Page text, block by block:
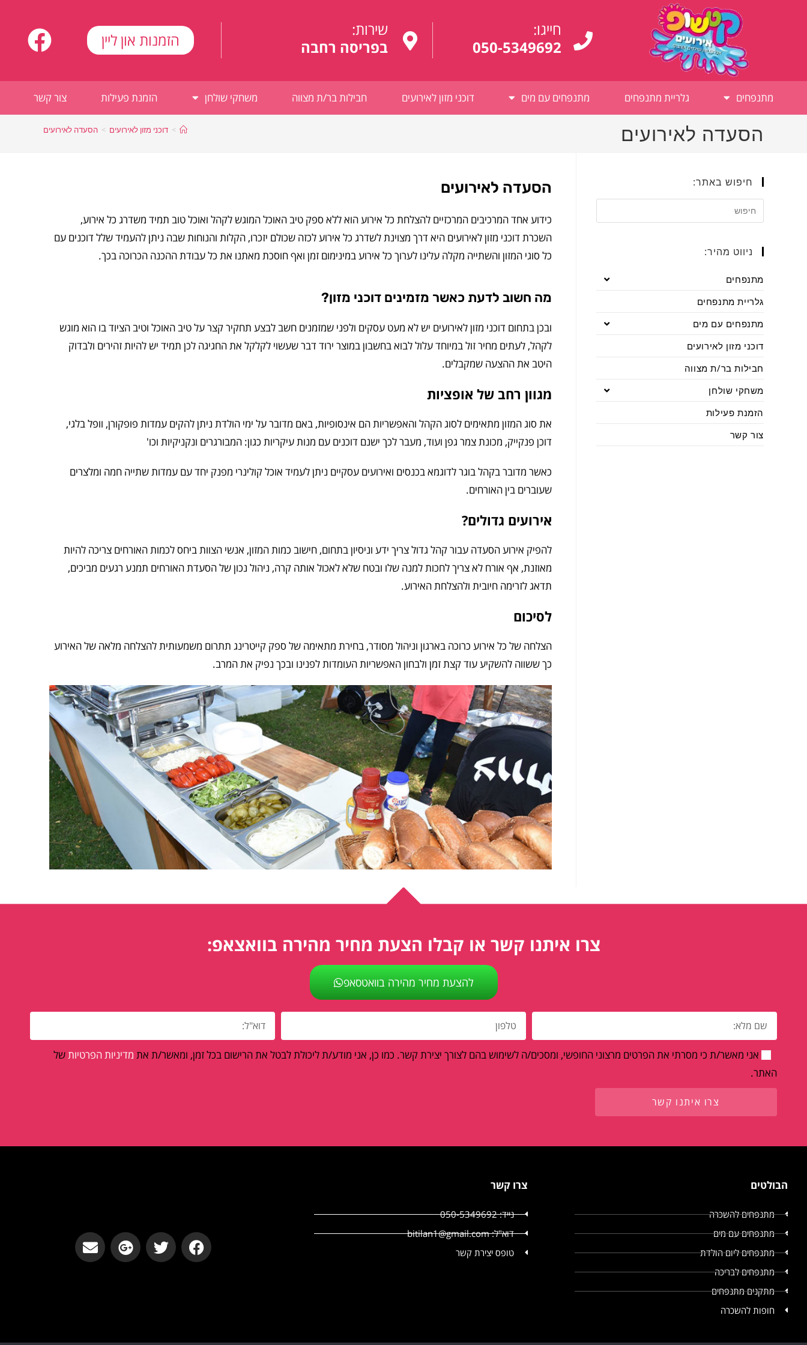
חייגו:
050-5349692
שירות:
בפריסה רחבה
הזמנות און ליין
מתנפחים גלריית מתנפחים מתנפחים עם מים דוכני מזון לאירועים חבילות בר/ת מצווה משחקי שולחן הזמנת פעילות צור קשר
הסעדה לאירועים > דוכני מזון לאירועים > הסעדה לאירועים
הסעדה לאירועים
כידוע אחד המרכיבים המרכזיים להצלחת כל אירוע הוא ללא ספק טיב האוכל המוגש לקהל ואוכל טוב תמיד משדרג כל אירוע,
השכרת דוכני מזון לאירועים היא דרך מצוינת לשדרג כל אירוע לכזה שכולם יזכרו, הקלות והנוחות שבה ניתן להעמיד שלל דוכנים עם
כל סוגי המזון והשתייה מקלה עלינו לערוך כל אירוע במינימום זמן ואף חוסכת מאתנו את כל עבודת ההכנה הכרוכה בכך.
מה חשוב לדעת כאשר מזמינים דוכני מזון?
ובכן בתחום דוכני מזון לאירועים יש לא מעט עסקים ולפני שמזמנים חשב לבצע תחקיר קצר על טיב האוכל וטיב הציוד בו הוא מוגש
לקהל, לעתים מחיר זול במיוחד עלול לבוא בחשבון במוצר ירוד דבר שעשוי לקלקל את החגיגה לכן תמיד יש להיות זהירים ולבדוק
היטב את ההצעה שמקבלים.
מגוון רחב של אופציות
את סוג המזון מתאימים לסוג הקהל והאפשריות הם אינסופיות, באם מדובר על ימי הולדת ניתן להקים עמדות פופקורן, וופל בלגי,
דוכן פנקייק, מכונת צמר גפן ועוד, מעבר לכך ישנם דוכנים עם מנות עיקריות כגון: המבורגרים ונקניקיות וכו'
כאשר מדובר בקהל בוגר לדוגמא בכנסים ואירועים עסקיים ניתן לעמיד אוכל קולינרי מפנק יחד עם עמדות שתייה חמה ומלצרים
שעוברים בין האורחים.
אירועים גדולים?
להפיק אירוע הסעדה עבור קהל גדול צריך ידע וניסיון בתחום, חישוב כמות המזון, אנשי הצוות ביחס לכמות האורחים צריכה להיות
מאוזנת, אף אורח לא צריך לחכות למנה שלו ובטח שלא לאכול אותה קרה, ניהול נכון של הסעדת האורחים תמנע רגעים מביכים,
תדאג לזרימה חיובית ולהצלחת האירוע.
לסיכום
הצלחה של כל אירוע כרוכה בארגון וניהול מסודר, בחירת מתאימה של ספק קייטרינג תתרום משמעותית להצלחה מלאה של האירוע
כך ששווה להשקיע עוד קצת זמן ולבחון האפשריות העומדות לפנינו ובכך נפיק את המרב.
חיפוש באתר:
ניווט מהיר:
מתנפחים
גלריית מתנפחים
מתנפחים עם מים
דוכני מזון לאירועים
חבילות בר/ת מצווה
משחקי שולחן
הזמנת פעילות
צור קשר
צרו איתנו קשר או קבלו הצעת מחיר מהירה בוואצאפ:
להצעת מחיר מהירה בוואטסאפ
אני מאשר/ת כי מסרתי את הפרטים מרצוני החופשי, ומסכים/ה לשימוש בהם לצורך יצירת קשר. כמו כן, אני מודע/ת ליכולת לבטל את הרישום בכל זמן, ומאשר/ת את מדיניות הפרטיותשל
האתר.
צרו איתנו קשר
הבולטים
מתנפחים להשכרה
מתנפחים עם מים
מתנפחים ליום הולדת
מתנפחים לבריכה
מתקנים מתנפחים
חופות להשכרה
צרו קשר
נייד: 050-5349692
דוא"ל: bitilan1@gmail.com
טופס יצירת קשר